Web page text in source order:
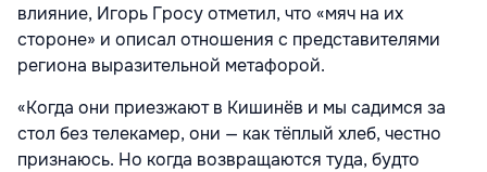
влияние, Игорь Гросу отметил, что «мяч на их
стороне» и описал отношения с представителями
региона выразительной метафорой.
«Когда они приезжают в Кишинёв и мы садимся за
стол без телекамер, они — как тёплый хлеб, честно
признаюсь. Но когда возвращаются туда, будто